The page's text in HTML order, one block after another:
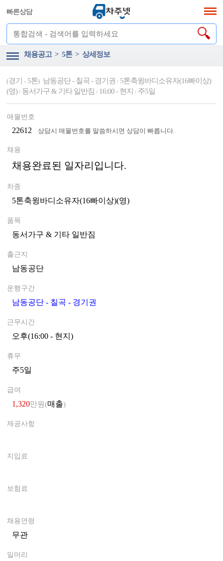
빠른상담
채용공고 > 5톤 > 상세정보
(경기 - 5톤) 남동공단 - 칠곡 - 경기권/ 5톤축윙바디소유자(16빠이상)
(영)/ 동서가구 & 기타 일반짐/ 16:00 - 현지/ 주5일
매물번호
22612 상담시 매물번호를 말씀하시면 상담이 빠릅니다.
채용
채용완료된 일자리입니다.
차종
5톤축윙바디소유자(16빠이상)(영)
품목
동서가구 & 기타 일반짐
출근지
남동공단0
운행구간
남동공단 - 칠곡 - 경기권
근무시간
오후(16:00 - 현지)0
휴무
주5일
급여
1,320만원(매출)
제공사항
지입료
보험료
채용연령
무관
일머리